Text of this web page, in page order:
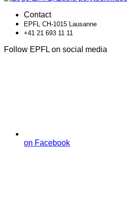
Contact
EPFL CH-1015 Lausanne
+41 21 693 11 11
Follow EPFL on social media
on Facebook